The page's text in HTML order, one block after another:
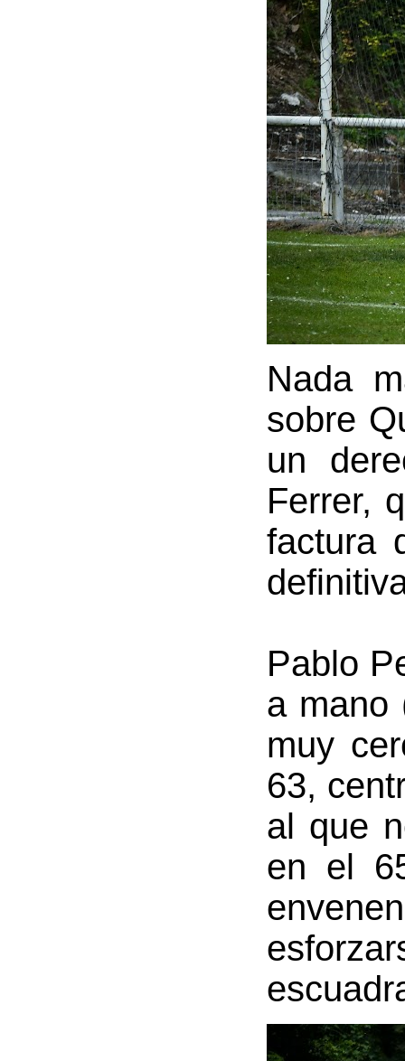
Nada
sobre
un
Ferrer,
factura
Pablo
a mano
muy
63,
al que
en el